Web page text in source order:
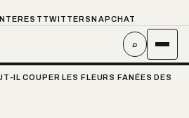
TWITTER SNAPCHAT
⌕
IL COUPER LES FLEURS FANÉES DES